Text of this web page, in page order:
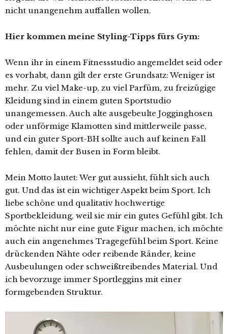
nicht unangenehm auffallen wollen.
Hier kommen meine Styling-Tipps fürs Gym:
Wenn ihr in einem Fitnessstudio angemeldet seid oder
es vorhabt, dann gilt der erste Grundsatz: Weniger ist
mehr. Zu viel Make-up, zu viel Parfüm, zu freizügige
Kleidung sind in einem guten Sportstudio
unangemessen. Auch alte ausgebeulte Jogginghosen
oder unförmige Klamotten sind mittlerweile passe,
und ein guter Sport-BH sollte auch auf keinen Fall
fehlen, damit der Busen in Form bleibt.
Mein Motto lautet: Wer gut aussieht, fühlt sich auch
gut. Und das ist ein wichtiger Aspekt beim Sport. Ich
liebe schöne und qualitativ hochwertige
Sportbekleidung, weil sie mir ein gutes Gefühl gibt. Ich
möchte nicht nur eine gute Figur machen, ich möchte
auch ein angenehmes Tragegefühl beim Sport. Keine
drückenden Nähte oder reibende Ränder, keine
Ausbeulungen oder schweißtreibendes Material. Und
ich bevorzuge immer Sportleggins mit einer
formgebenden Struktur.